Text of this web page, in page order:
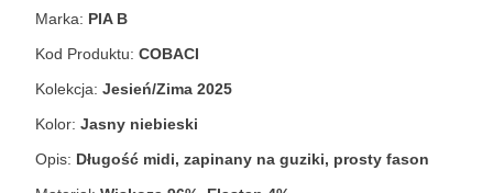
Marka: PIA B
Kod Produktu: COBACI
Kolekcja: Jesień/Zima 2025
Kolor: Jasny niebieski
Opis: Długość midi, zapinany na guziki, prosty fason